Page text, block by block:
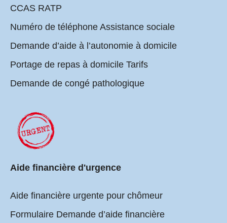
CCAS RATP
Numéro de téléphone Assistance sociale
Demande d’aide à l’autonomie à domicile
Portage de repas à domicile Tarifs
Demande de congé pathologique
Aide financière d'urgence
Aide financière urgente pour chômeur
Formulaire Demande d’aide financière